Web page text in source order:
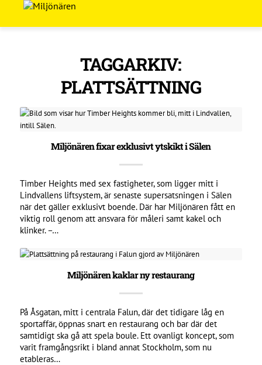
TAGGARKIV:
PLATTSÄTTNING
Miljönären fixar exklusivt ytskikt i Sälen
Timber Heights med sex fastigheter, som ligger mitt i
Lindvallens liftsystem, är senaste supersatsningen i Sälen
när det gäller exklusivt boende. Där har Miljönären fått en
viktig roll genom att ansvara för måleri samt kakel och
klinker. –…
Miljönären kaklar ny restaurang
På Åsgatan, mitt i centrala Falun, där det tidigare låg en
sportaffär, öppnas snart en restaurang och bar där det
samtidigt ska gå att spela boule. Ett ovanligt koncept, som
varit framgångsrikt i bland annat Stockholm, som nu
etableras…